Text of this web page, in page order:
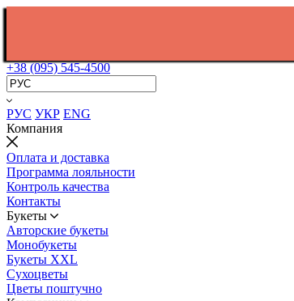
+38 (095) 545-4500
РУС УКР ENG
Компания
Оплата и доставка
Программа лояльности
Контроль качества
Контакты
Букеты
Авторские букеты
Монобукеты
Букеты XXL
Сухоцветы
Цветы поштучно